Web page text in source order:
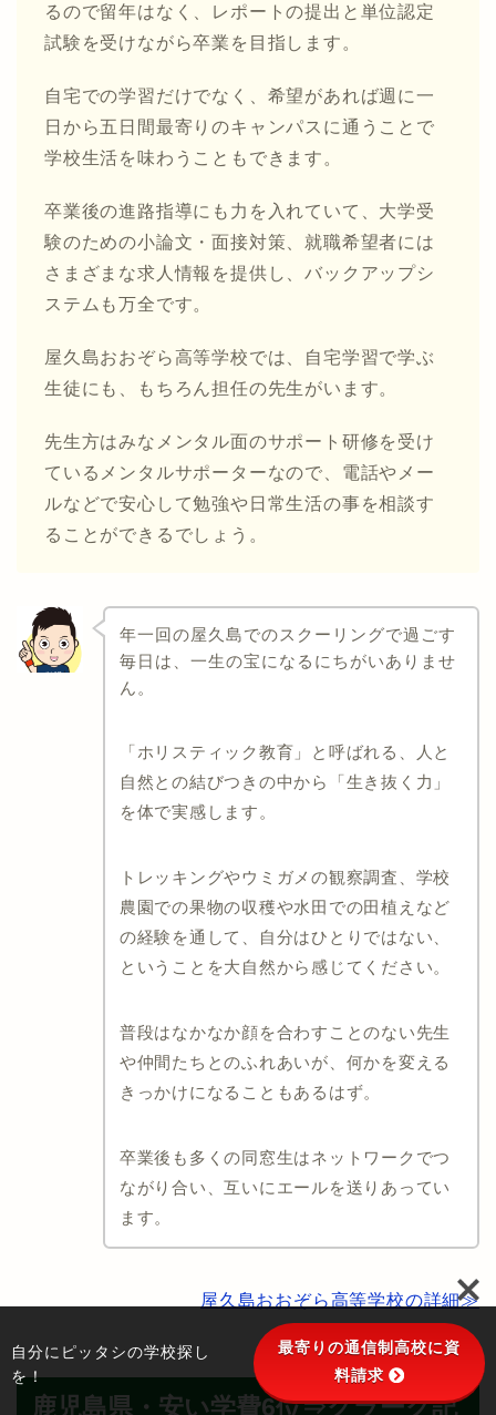
るので留年はなく、レポートの提出と単位認定
試験を受けながら卒業を目指します。
自宅での学習だけでなく、希望があれば週に一
日から五日間最寄りのキャンパスに通うことで
学校生活を味わうこともできます。
卒業後の進路指導にも力を入れていて、大学受
験のための小論文・面接対策、就職希望者には
さまざまな求人情報を提供し、バックアップシ
ステムも万全です。
屋久島おおぞら高等学校では、自宅学習で学ぶ
生徒にも、もちろん担任の先生がいます。
先生方はみなメンタル面のサポート研修を受け
ているメンタルサポーターなので、電話やメー
ルなどで安心して勉強や日常生活の事を相談す
ることができるでしょう。
年一回の屋久島でのスクーリングで過ごす
毎日は、一生の宝になるにちがいありませ
ん。
「ホリスティック教育」と呼ばれる、人と
自然との結びつきの中から「生き抜く力」
を体で実感します。
トレッキングやウミガメの観察調査、学校
農園での果物の収穫や水田での田植えなど
の経験を通して、自分はひとりではない、
ということを大自然から感じてください。
普段はなかなか顔を合わすことのない先生
や仲間たちとのふれあいが、何かを変える
きっかけになることもあるはず。
卒業後も多くの同窓生はネットワークでつ
ながり合い、互いにエールを送りあってい
ます。
屋久島おおぞら高等学校の詳細≫
鹿児島県・安い学費6位⇒クラーク記
自分にピッタシの学校探し
を！
最寄りの通信制高校に資
料請求